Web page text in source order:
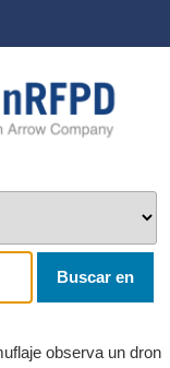
Buscar en